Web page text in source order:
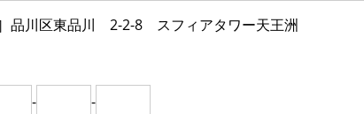
］品川区東品川 2-2-8 スフィアタワー天王洲
- -